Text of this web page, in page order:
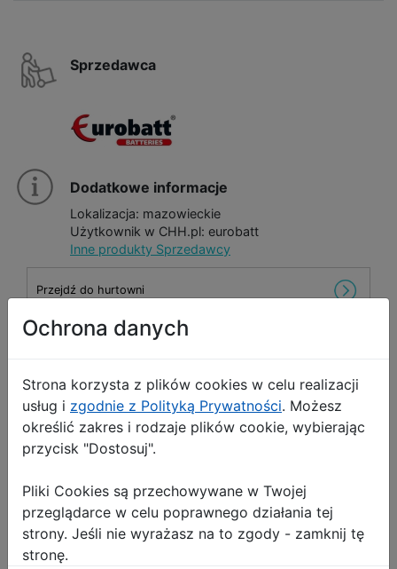
Sprzedawca
Dodatkowe informacje
Lokalizacja: mazowieckie
Użytkownik w CHH.pl: eurobatt
Inne produkty Sprzedawcy
Przejdź do hurtowni
!
Opis Produktu
Masażer do microdermabrazji brody
Pakowanie:
- kolorowy box
Ochrona danych
Strona korzysta z plików cookies w celu realizacji
usług i zgodnie z Polityką Prywatności. Możesz
określić zakres i rodzaje plików cookie, wybierając
przycisk "Dostosuj".
Pliki Cookies są przechowywane w Twojej
przeglądarce w celu poprawnego działania tej
strony. Jeśli nie wyrażasz na to zgody - zamknij tę
stronę.